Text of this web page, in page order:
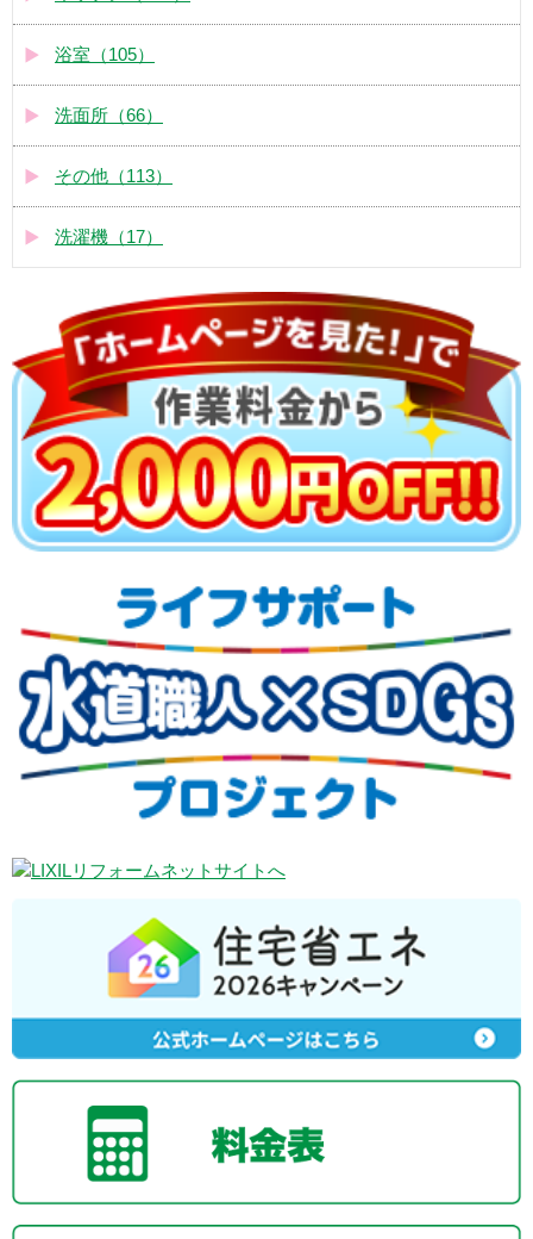
浴室（105）
洗面所（66）
その他（113）
洗濯機（17）